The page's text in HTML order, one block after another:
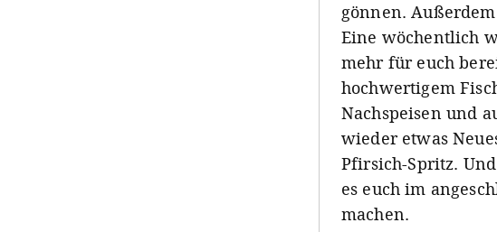
gönnen.
Eine wöchentlich
mehr für euch
hochwertigem
Nachspeisen und
wieder etwas
Pfirsich-Spritz.
es euch im
machen.